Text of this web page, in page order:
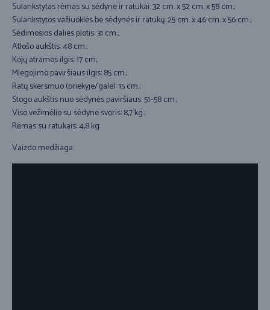
Sulankstytas rėmas su sėdyne ir ratukai: 32 cm. x 52 cm. x 58 cm.;
Sulankstytos važiuoklės be sėdynės ir ratukų: 25 cm. x 46 cm. x 56 cm.;
Sėdimosios dalies plotis: 31 cm.;
Atlošo aukštis: 48 cm.;
Kojų atramos ilgis: 17 cm;
Miegojimo paviršiaus ilgis: 85 cm.;
Ratų skersmuo (priekyje/gale): 15 cm.;
Stogo aukštis nuo sėdynės paviršiaus: 51–58 cm.;
Viso vežimėlio su sėdyne svoris: 8,7 kg.;
Rėmas su ratukais: 4,8 kg.
Vaizdo medžiaga: